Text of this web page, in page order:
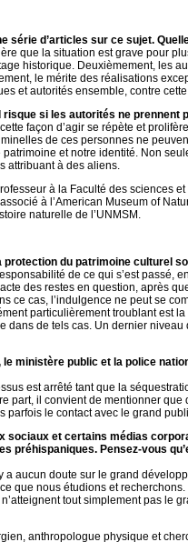
série d’articles sur ce sujet.
que la situation est grave pour
historique. Deuxièmement, les
le mérite des réalisations
et autorités ensemble, contre
si les autorités ne prennent
façon d’agir se répète et
de ces personnes ne
et notre identité. Non
attribuant à des aliens.
à la Faculté des sciences
à l’American Museum of
naturelle de l’UNMSM.
du patrimoine culturel
de ce qui s’est passé,
des restes en question, après
ce cas, l’indulgence ne peut se
particulièrement troublant est
dans de tels cas. Un dernier
ministère public et la police
est arrêté tant que la
part, il convient de mentionner
parfois le contact avec le grand
sociaux et certains médias
préhispaniques. Pensez-vous
a aucun doute sur le grand
que nous étudions et
tout simplement pas le
anthropologue physique et